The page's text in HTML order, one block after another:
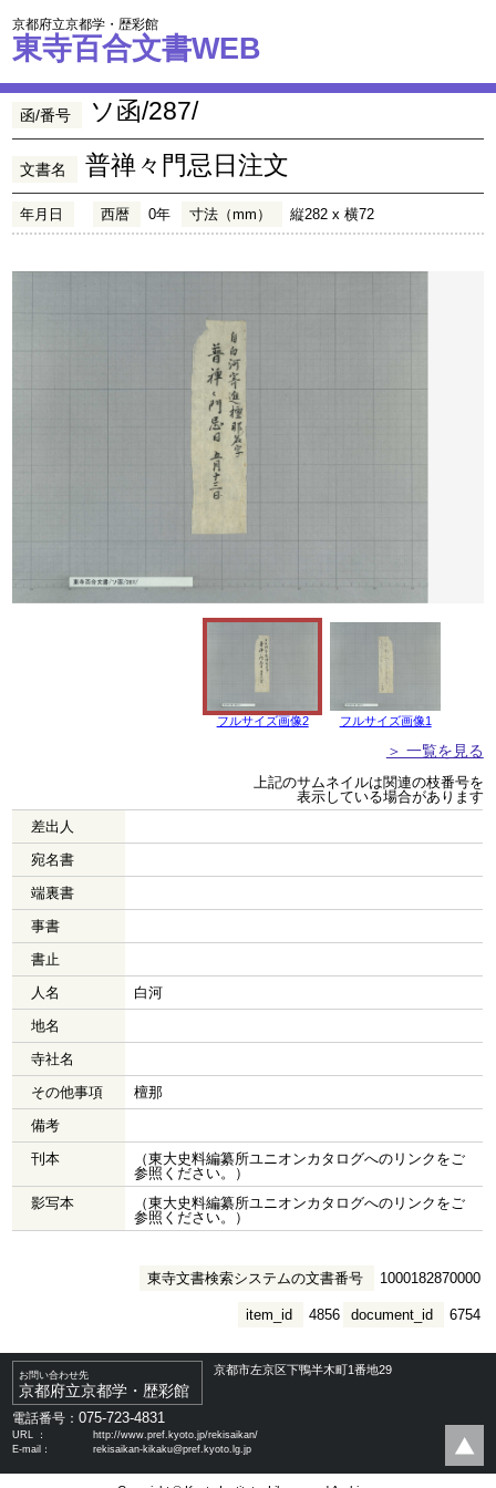
京都府立京都学・歴彩館
東寺百合文書WEB
函/番号 ソ函/287/
文書名 普禅々門忌日注文
年月日 西暦 0年 寸法（mm） 縦282 x 横72
フルサイズ画像2 フルサイズ画像1
＞ 一覧を見る
上記のサムネイルは関連の枝番号を
表示している場合があります
差出人
宛名書
端裏書
事書
書止
人名
白河
地名
寺社名
その他事項
檀那
備考
刊本
（東大史料編纂所ユニオンカタログへのリンクをご
参照ください。）
影写本
（東大史料編纂所ユニオンカタログへのリンクをご
参照ください。）
東寺文書検索システムの文書番号 1000182870000
document_id 6754
item_id 4856
お問い合わせ先
京都府立京都学・歴彩館
京都市左京区下鴨半木町1番地29
電話番号：075-723-4831
URL ：
http://www.pref.kyoto.jp/rekisaikan/
E-mail：
rekisaikan-kikaku@pref.kyoto.lg.jp